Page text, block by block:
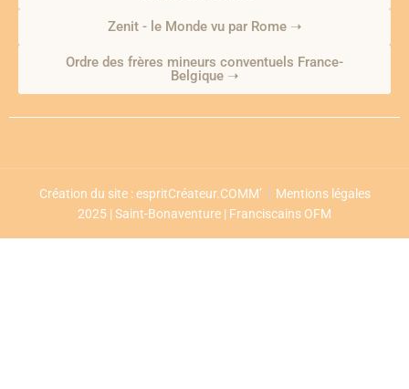
Zenit - le Monde vu par Rome ➝
Ordre des frères mineurs conventuels France-
Belgique ➝
2025 | Saint-Bonaventure | Franciscains OFM
Création du site : espritCréateur.COMM’ Mentions légales